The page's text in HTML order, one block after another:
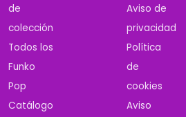
de
colección
Todos los
Funko
Pop
Catálogo
Aviso de
privacidad
Política
de
cookies
Aviso